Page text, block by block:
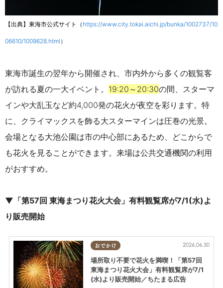
【出典】東海市公式サイト（ https://www.city.tokai.aichi.jp/bunka/1002737/10
06610/1009628.html ）
東海市誕生の翌年から開催され、市内外から多くの観覧客
が訪れる夏の一大イベント。 19:20～20:30の間、スターマ
インや大乱玉など約4,000発の花火が夜空を彩ります。特
に、クライマックスを飾る大スターマインは圧巻の光景。
会場となる大池公園は市の中心部にあるため、どこからで
も花火を見ることができます。来場は公共交通機関の利用
がおすすめ。
▼「第57回 東海まつり花火大会」有料観覧席が7/1(水)よ
り販売開始
おでかけ 2026.06.30
場所取り不要で花火を満喫！「第57回
東海まつり花火大会」有料観覧席が7/1
(水)より販売開始／ちたまる広告